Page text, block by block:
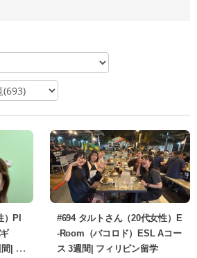
）PI
| フ
#694 タルトさん（20代女性）E
-Room（バコロド）ESL Aコー
ス 3週間| フィリピン留学